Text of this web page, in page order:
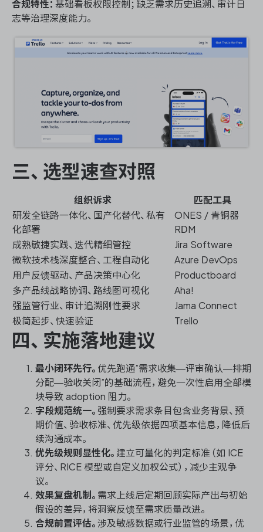
合规特性： 基础看板权限控制；缺乏需求历史追溯、审计日
志等治理深度能力。
三、选型速查对照
组织诉求
匹配工具
研发全链路一体化、国产化替代、私有
化部署
ONES / 青铜器
RDM
成熟敏捷实践、迭代精细管控
Jira Software
微软技术栈深度整合、工程自动化
Azure DevOps
用户反馈驱动、产品决策中心化
Productboard
多产品线战略协调、路线图可视化
Aha!
强监管行业、审计追溯刚性要求
Jama Connect
极简起步、快速验证
Trello
四、实施落地建议
最小闭环先行。 优先跑通”需求收集—评审确认—排期
分配—验收关闭”的基础流程，避免一次性启用全部模
块导致 adoption 阻力。
字段规范统一。 强制要求需求条目包含业务背景、预
期价值、验收标准、优先级依据四项基本信息，降低后
续沟通成本。
优先级规则显性化。 建立可量化的判定标准（如 ICE
评分、RICE 模型或自定义加权公式），减少主观争
议。
效果复盘机制。 需求上线后定期回顾实际产出与初始
假设的差异，将洞察反馈至需求质量改进。
合规前置评估。 涉及敏感数据或行业监管的场景，优